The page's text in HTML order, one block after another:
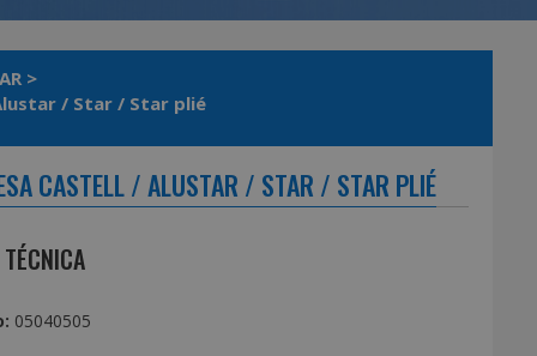
>
/ Star / Star plié
CASTELL / ALUSTAR / STAR / STAR PLIÉ
05040505